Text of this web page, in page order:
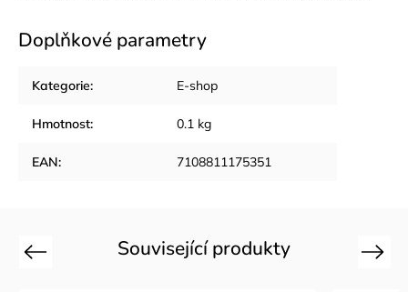
Doplňkové parametry
Kategorie: E-shop
Hmotnost: 0.1 kg
EAN: 7108811175351
Související produkty
Previous Next